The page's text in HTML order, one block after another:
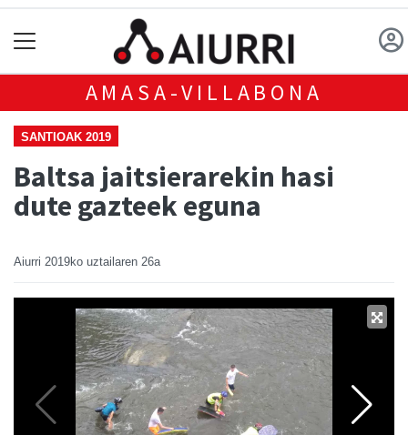
AMASA-VILLABONA
SANTIOAK 2019
Baltsa jaitsierarekin hasi
dute gazteek eguna
Aiurri 2019ko uztailaren 26a